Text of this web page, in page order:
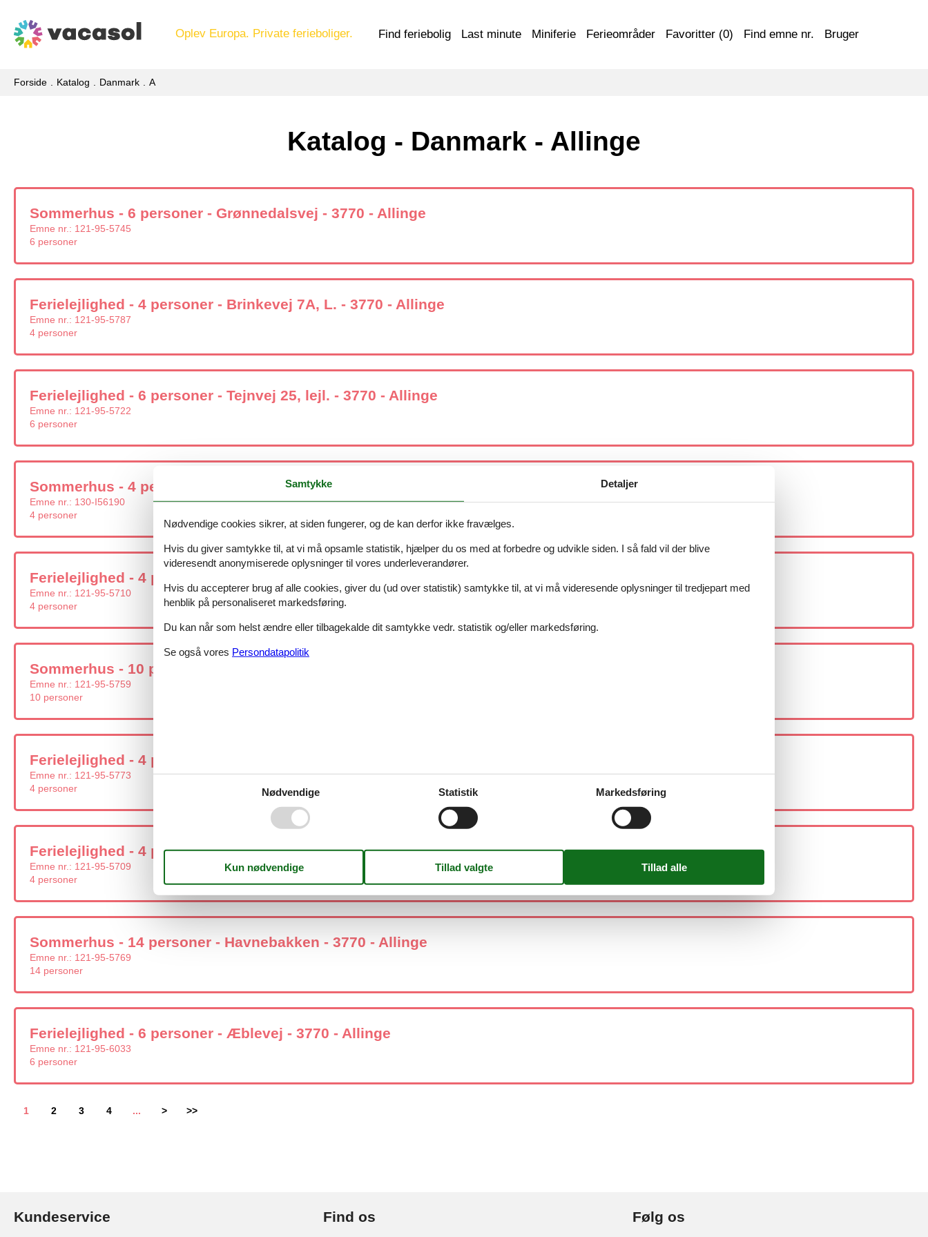
Oplev Europa. Private ferieboliger. Find feriebolig Last minute Miniferie Ferieområder Favoritter (0) Find emne nr. Bruger
Forside Katalog Danmark A
Katalog - Danmark - Allinge
Sommerhus - 6 personer - Grønnedalsvej - 3770 - Allinge
Emne nr.: 121-95-5745
6 personer
Ferielejlighed - 4 personer - Brinkevej 7A, L. - 3770 - Allinge
Emne nr.: 121-95-5787
4 personer
Ferielejlighed - 6 personer - Tejnvej 25, lejl. - 3770 - Allinge
Emne nr.: 121-95-5722
6 personer
Sommerhus - 4 personer - Havnegade - 3770 - Allinge
Emne nr.: 130-I56190
4 personer
Ferielejlighed - 4 personer - Tejnvej 25, lejl - 3770 - Allinge
Emne nr.: 121-95-5710
4 personer
Sommerhus - 10 personer - Brunekulvej 4 D - 3770 - Allinge
Emne nr.: 121-95-5759
10 personer
Ferielejlighed - 4 personer - Tejnvej 75 A - 3770 - Allinge
Emne nr.: 121-95-5773
4 personer
Ferielejlighed - 4 personer - Tejnvej 25, lejl. - 3770 - Allinge
Emne nr.: 121-95-5709
4 personer
Sommerhus - 14 personer - Havnebakken - 3770 - Allinge
Emne nr.: 121-95-5769
14 personer
Ferielejlighed - 6 personer - Æblevej - 3770 - Allinge
Emne nr.: 121-95-6033
6 personer
1 2 3 4 ... > >>
Kundeservice Find os Følg os
Samtykke Detaljer
Nødvendige cookies sikrer, at siden fungerer, og de kan derfor ikke fravælges.
Hvis du giver samtykke til, at vi må opsamle statistik, hjælper du os med at forbedre og udvikle siden. I så fald vil der blive
videresendt anonymiserede oplysninger til vores underleverandører.
Hvis du accepterer brug af alle cookies, giver du (ud over statistik) samtykke til, at vi må videresende oplysninger til tredjepart med
henblik på personaliseret markedsføring.
Du kan når som helst ændre eller tilbagekalde dit samtykke vedr. statistik og/eller markedsføring.
Se også vores Persondatapolitik
Nødvendige Statistik Markedsføring